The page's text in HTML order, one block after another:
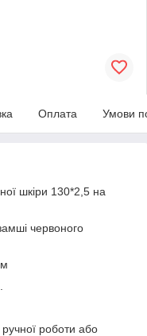
Оплата Умови
шкіри 130*2,5 на
червоного
роботи або